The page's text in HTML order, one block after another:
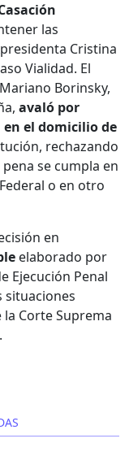
las
Cristina
Vialidad. El
Borinsky,
avaló por
el domicilio de
rechazando
se cumpla en
o en otro
en
elaborado por
Ejecución Penal
situaciones
Corte Suprema